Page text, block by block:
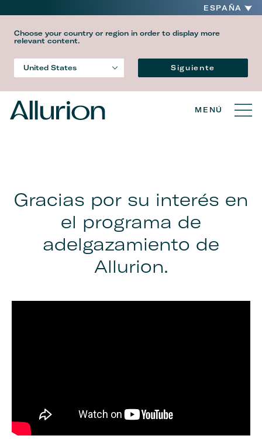
ESPAÑA
Choose your country or region in order to display more
relevant content.
United States Siguiente
MENÚ
Gracias por su interés en
el programa de
adelgazamiento de
Allurion.